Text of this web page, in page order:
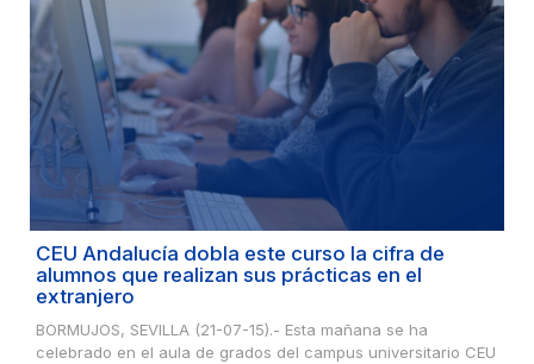
CEU Andalucía dobla este curso la cifra de
alumnos que realizan sus prácticas en el
extranjero
BORMUJOS, SEVILLA (21-07-15).- Esta mañana se ha
celebrado en el aula de grados del campus universitario CEU